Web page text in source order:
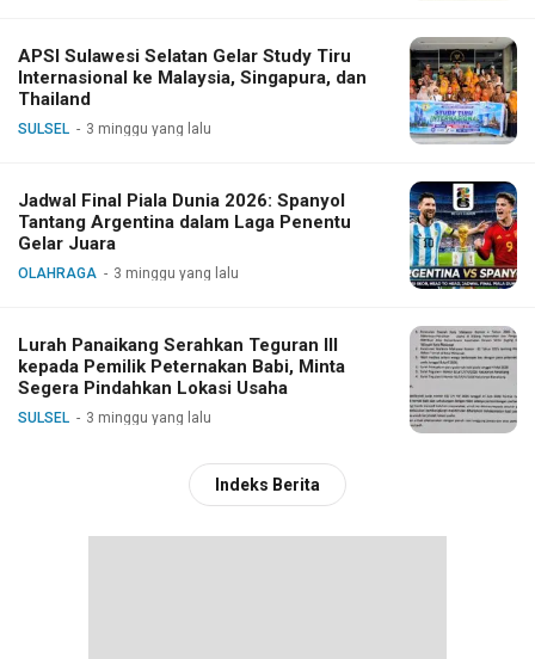
APSI Sulawesi Selatan Gelar Study Tiru
Internasional ke Malaysia, Singapura, dan
Thailand
SULSEL 3 minggu yang lalu
Jadwal Final Piala Dunia 2026: Spanyol
Tantang Argentina dalam Laga Penentu
Gelar Juara
OLAHRAGA 3 minggu yang lalu
Lurah Panaikang Serahkan Teguran III
kepada Pemilik Peternakan Babi, Minta
Segera Pindahkan Lokasi Usaha
SULSEL 3 minggu yang lalu
Indeks Berita